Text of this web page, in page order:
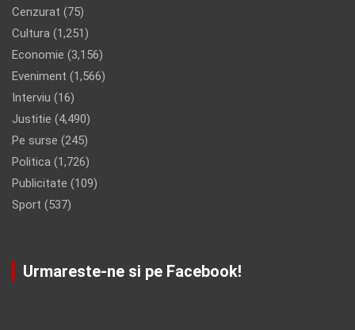
Cenzurat (75)
Cultura (1,251)
Economie (3,156)
Eveniment (1,566)
Interviu (16)
Justitie (4,490)
Pe surse (245)
Politica (1,726)
Publicitate (109)
Sport (537)
Urmareste-ne si pe Facebook!